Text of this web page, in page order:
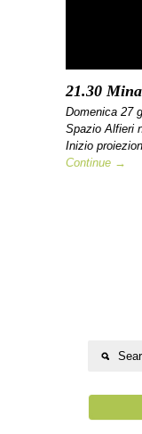
21.30
Domenica 27
Spazio Alfieri
Inizio
Continue →